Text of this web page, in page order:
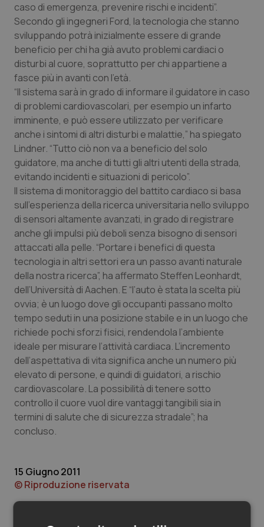
Piemonte
Provincia Autonoma di Bolzano
Provincia Autonoma di Trento
Puglia
Sardegna
Sicilia
Toscana
Umbria
Valle D’Aosta
Veneto
HIV
Infezioni & Febbre
Ipertensione & Scompenso
Malattie rare
Malattia di Crohn & Rettocolite Ulcerosa
Neuroscienze & patologie neurodegenerative
Obesità
Oftalmologia
Oncodermatologia
Oncoematologia
Oncologia & Nutrizione
Psoriasi & pelle
Quotidiano Cardiologia
Quotidiano Chirurgia
Quotidiano Pediatria
caso di emergenza, prevenire rischi e incidenti”.
Secondo gli ingegneri Ford, la tecnologia che stanno
sviluppando potrà inizialmente essere di grande
beneficio per chi ha già avuto problemi cardiaci o
disturbi al cuore, soprattutto per chi appartiene a
fasce più in avanti con l’età.
“Il sistema sarà in grado di informare il guidatore in caso
di problemi cardiovascolari, per esempio un infarto
imminente, e può essere utilizzato per verificare
anche i sintomi di altri disturbi e malattie,” ha spiegato
Lindner. “Tutto ciò non va a beneficio del solo
guidatore, ma anche di tutti gli altri utenti della strada,
evitando incidenti e situazioni di pericolo”.
Il sistema di monitoraggio del battito cardiaco si basa
sull’esperienza della ricerca universitaria nello sviluppo
di sensori altamente avanzati, in grado di registrare
anche gli impulsi più deboli senza bisogno di sensori
attaccati alla pelle. “Portare i benefici di questa
tecnologia in altri settori era un passo avanti naturale
della nostra ricerca”, ha affermato Steffen Leonhardt,
dell’Università di Aachen. E “l’auto è stata la scelta più
ovvia; è un luogo dove gli occupanti passano molto
tempo seduti in una posizione stabile e in un luogo che
richiede pochi sforzi fisici, rendendola l’ambiente
ideale per misurare l’attività cardiaca. L’incremento
dell’aspettativa di vita significa anche un numero più
elevato di persone, e quindi di guidatori, a rischio
cardiovascolare. La possibilità di tenere sotto
controllo il cuore vuol dire vantaggi tangibili sia in
termini di salute che di sicurezza stradale”; ha
concluso.
15 Giugno 2011
© Riproduzione riservata